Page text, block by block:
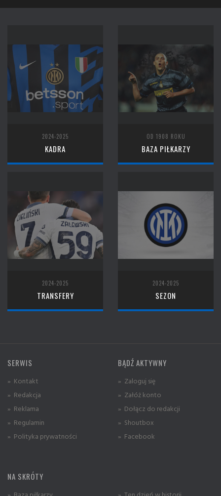
2024-2025
KADRA
OD 1908 ROKU
BAZA PIŁKARZY
2024-2025
TRANSFERY
2024-2025
SEZON
SERWIS
» Kontakt
» Redakcja
» Reklama
» Regulamin
» Polityka prywatności
BĄDŹ AKTYWNY
» Zaloguj się
» Załóż konto
» Dołącz do redakcji
» Shoutbox
» Facebook
NA SKRÓTY